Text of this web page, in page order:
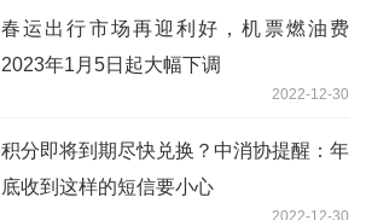
春运出行市场再迎利好，机票燃油费
2023年1月5日起大幅下调
2022-12-30
积分即将到期尽快兑换？中消协提醒：年
底收到这样的短信要小心
2022-12-30